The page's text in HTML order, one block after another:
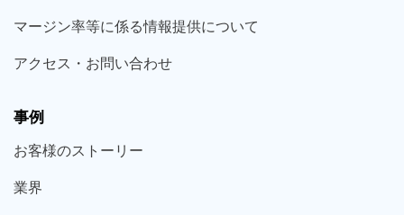
マージン率等に係る情報提供について
アクセス・お問い合わせ
事例
お客様のストーリー
業界